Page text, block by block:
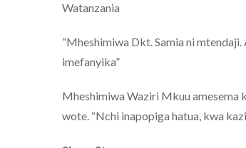
Watanzania
“Mheshimiwa Dkt. Samia ni
imefanyika”
Mheshimiwa Waziri Mkuu amesema
wote. “Nchi inapopiga hatua, kwa